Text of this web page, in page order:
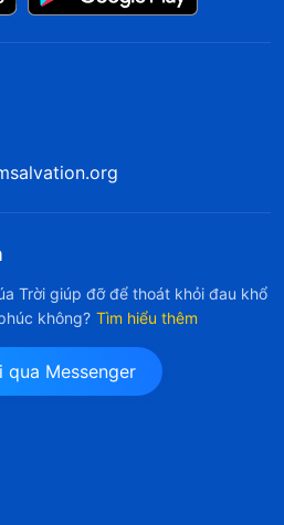
Trời giúp đỡ để thoát khỏi đau khổ
không? Tìm hiểu thêm
qua Messenger